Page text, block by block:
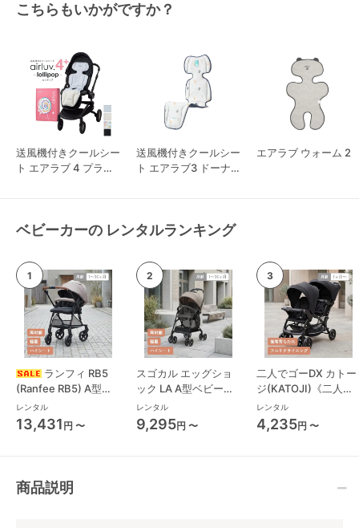
こちらもいかがですか？
送風機付きクールシー
ト エアラブ 4 プラス
送風機付きクールシー
ト エアラブ3 ドーナ
エアラブ ウォーム 2
ベビーカーの レンタルランキング
ランフィ RB5
(Ranfee RB5) A型ベ
ビーカー ピジョン
(pigeon)
レンタル
13,431 円 〜
スゴカル エッグショ
ック LA A型ベビーカ
ー コンビ(Combi)
レンタル
9,295円 〜
二人でゴーDX カトー
ジ(KATOJI)《二人乗
り》 二人乗り/双子用
ベビーカー
レンタル
4,235円 〜
商品説明